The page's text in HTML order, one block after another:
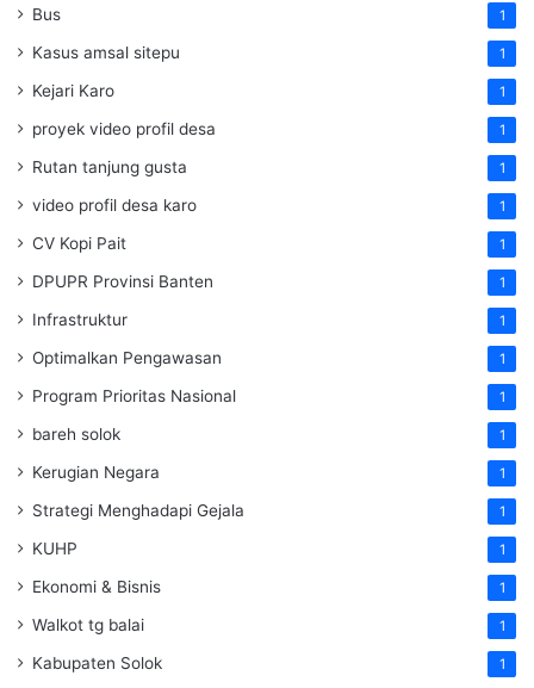
Bus 1
Kasus amsal sitepu 1
Kejari Karo 1
proyek video profil desa 1
Rutan tanjung gusta 1
video profil desa karo 1
CV Kopi Pait 1
DPUPR Provinsi Banten 1
Infrastruktur 1
Optimalkan Pengawasan 1
Program Prioritas Nasional 1
bareh solok 1
Kerugian Negara 1
Strategi Menghadapi Gejala 1
KUHP 1
Ekonomi & Bisnis 1
Walkot tg balai 1
Kabupaten Solok 1